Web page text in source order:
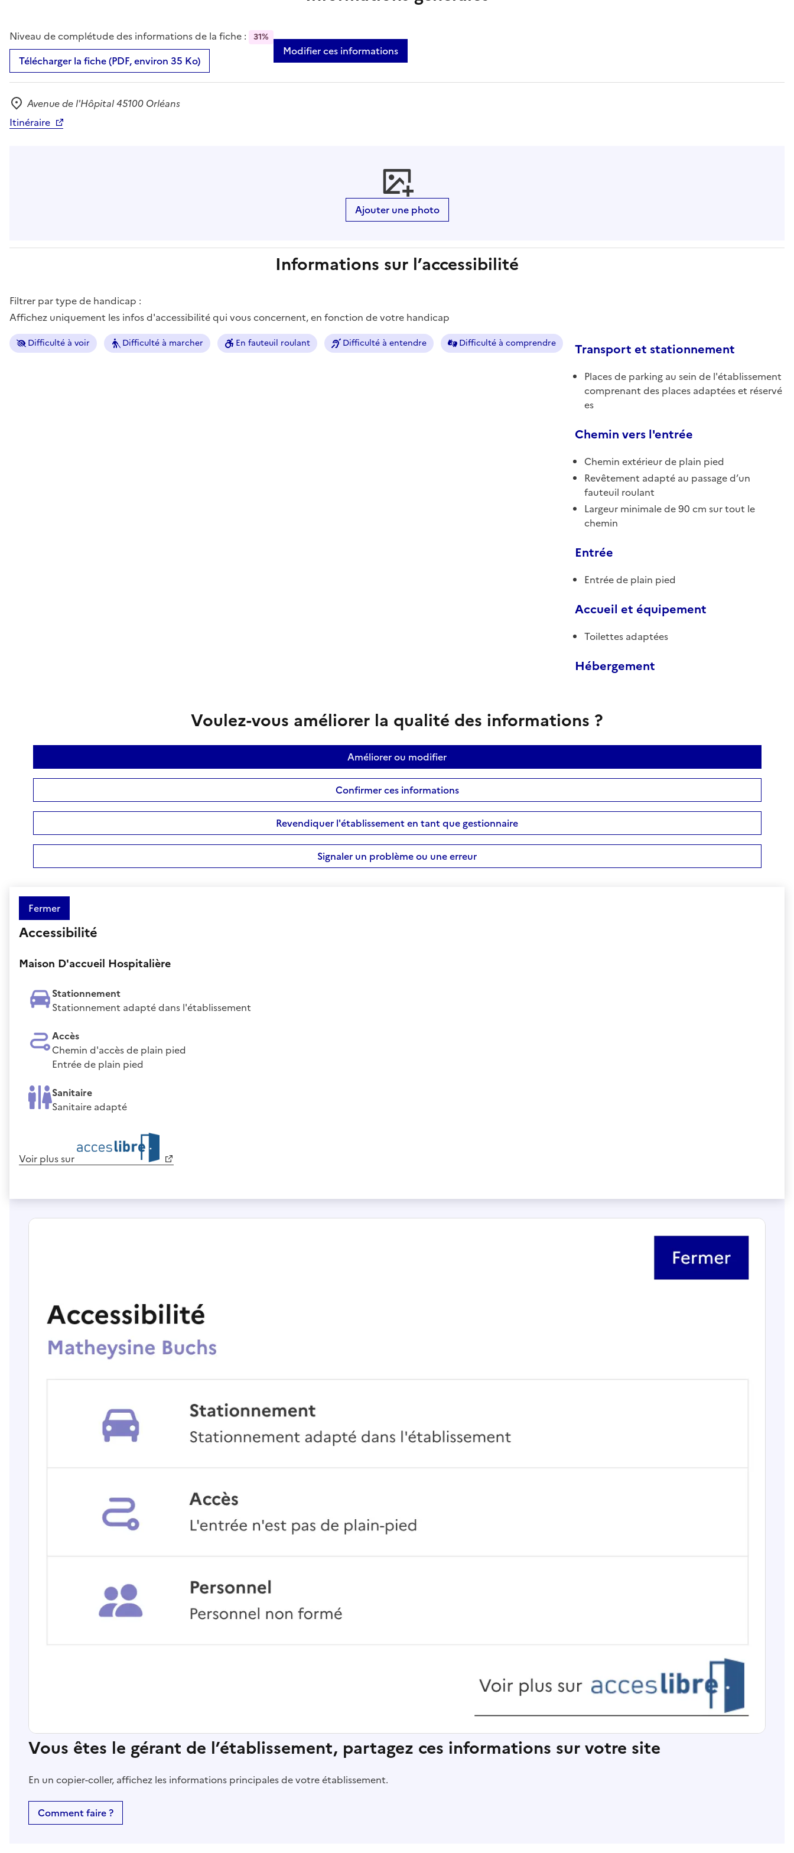
Niveau de complétude des informations de la fiche : 31%
Télécharger la fiche (PDF, environ 35 Ko)
Modifier ces informations
Adresse
Avenue de l'Hôpital 45100 Orléans
Itinéraire
Ajouter une photo
Informations sur l’accessibilité
Filtrer par type de handicap :
Affichez uniquement les infos d'accessibilité qui vous concernent, en fonction de votre handicap
Difficulté à voir Difficulté à marcher En fauteuil roulant Difficulté à entendre Difficulté à comprendre Transport et stationnement
Places de parking au sein de l'établissement
comprenant des places adaptées et réservé
es
Chemin vers l'entrée
Chemin extérieur de plain pied
Revêtement adapté au passage d’un
fauteuil roulant
Largeur minimale de 90 cm sur tout le
chemin
Entrée
Entrée de plain pied
Accueil et équipement
Toilettes adaptées
Hébergement
Voulez-vous améliorer la qualité des informations ?
Améliorer ou modifier
Confirmer ces informations
Revendiquer l'établissement en tant que gestionnaire
Signaler un problème ou une erreur
Fermer
Accessibilité
Maison D'accueil Hospitalière
Stationnement
Stationnement adapté dans l'établissement
Accès
Chemin d'accès de plain pied
Entrée de plain pied
Sanitaire
Sanitaire adapté
Voir plus sur
Vous êtes le gérant de l’établissement, partagez ces informations sur votre site
En un copier-coller, affichez les informations principales de votre établissement.
Comment faire ?